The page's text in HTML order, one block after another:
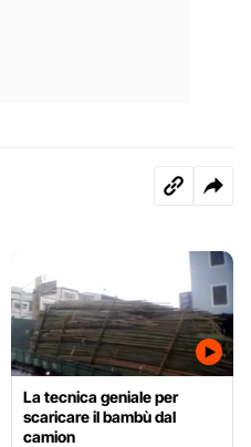
La tecnica geniale per
scaricare il bambù dal
camion